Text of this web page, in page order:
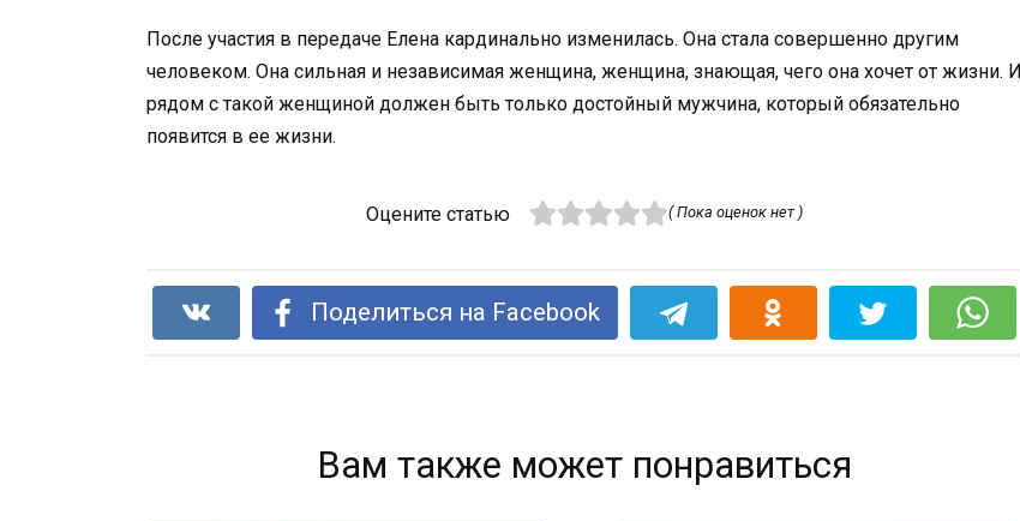
После участия в передаче Елена кардинально изменилась. Она стала совершенно другим
человеком. Она сильная и независимая женщина, женщина, знающая, чего она хочет от жизни. И
рядом с такой женщиной должен быть только достойный мужчина, который обязательно
появится в ее жизни.
Оцените статью ( Пока оценок нет )
Поделиться на Facebook
Вам также может понравиться